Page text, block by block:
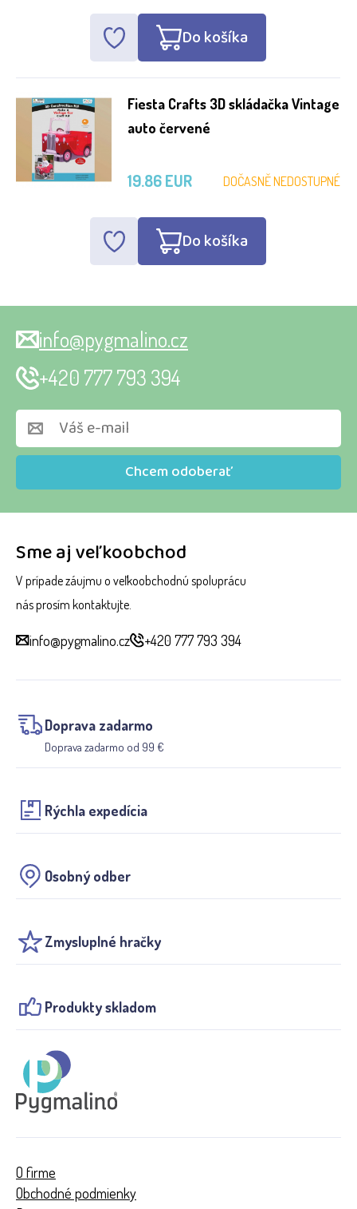
Do košíka
Fiesta Crafts 3D skládačka Vintage
auto červené
DOČASNĚ NEDOSTUPNÉ
19.86 EUR
Do košíka
Sme aj veľkoobchod
V prípade záujmu o veľkoobchodnú spoluprácu
nás prosím kontaktujte.
info@pygmalino.cz +420 777 793 394
Doprava zadarmo
Doprava zadarmo od 99 €
Rýchla expedícia
Osobný odber
Zmysluplné hračky
Produkty skladom
Chcem odoberať
info@pygmalino.cz
+420 777 793 394
O firme
Obchodné podmienky